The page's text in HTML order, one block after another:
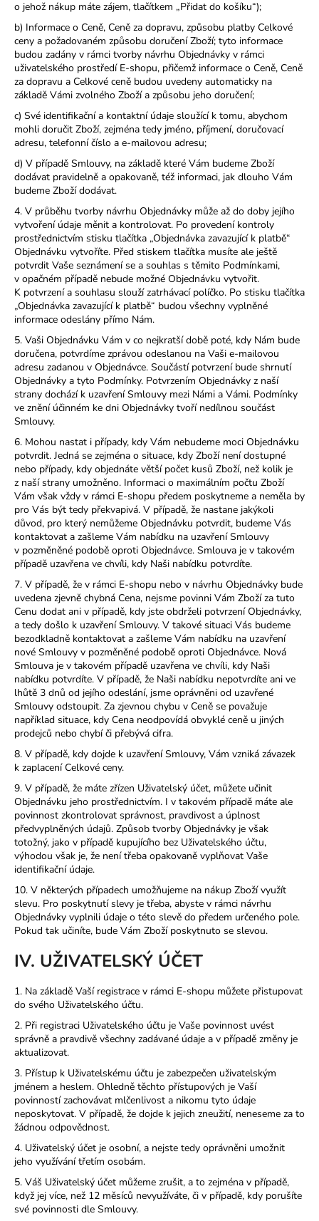
o jehož nákup máte zájem, tlačítkem „Přidat do košíku“);
b) Informace o Ceně, Ceně za dopravu, způsobu platby Celkové
ceny a požadovaném způsobu doručení Zboží; tyto informace
budou zadány v rámci tvorby návrhu Objednávky v rámci
uživatelského prostředí E-shopu, přičemž informace o Ceně, Ceně
za dopravu a Celkové ceně budou uvedeny automaticky na
základě Vámi zvolného Zboží a způsobu jeho doručení;
c) Své identifikační a kontaktní údaje sloužící k tomu, abychom
mohli doručit Zboží, zejména tedy jméno, příjmení, doručovací
adresu, telefonní číslo a e-mailovou adresu;
d) V případě Smlouvy, na základě které Vám budeme Zboží
dodávat pravidelně a opakovaně, též informaci, jak dlouho Vám
budeme Zboží dodávat.
4. V průběhu tvorby návrhu Objednávky může až do doby jejího
vytvoření údaje měnit a kontrolovat. Po provedení kontroly
prostřednictvím stisku tlačítka „Objednávka zavazující k platbě“
Objednávku vytvoříte. Před stiskem tlačítka musíte ale ještě
potvrdit Vaše seznámení se a souhlas s těmito Podmínkami,
v opačném případě nebude možné Objednávku vytvořit.
K potvrzení a souhlasu slouží zatrhávací políčko. Po stisku tlačítka
„Objednávka zavazující k platbě“ budou všechny vyplněné
informace odeslány přímo Nám.
5. Vaši Objednávku Vám v co nejkratší době poté, kdy Nám bude
doručena, potvrdíme zprávou odeslanou na Vaši e-mailovou
adresu zadanou v Objednávce. Součástí potvrzení bude shrnutí
Objednávky a tyto Podmínky. Potvrzením Objednávky z naší
strany dochází k uzavření Smlouvy mezi Námi a Vámi. Podmínky
ve znění účinném ke dni Objednávky tvoří nedílnou součást
Smlouvy.
6. Mohou nastat i případy, kdy Vám nebudeme moci Objednávku
potvrdit. Jedná se zejména o situace, kdy Zboží není dostupné
nebo případy, kdy objednáte větší počet kusů Zboží, než kolik je
z naší strany umožněno. Informaci o maximálním počtu Zboží
Vám však vždy v rámci E-shopu předem poskytneme a neměla by
pro Vás být tedy překvapivá. V případě, že nastane jakýkoli
důvod, pro který nemůžeme Objednávku potvrdit, budeme Vás
kontaktovat a zašleme Vám nabídku na uzavření Smlouvy
v pozměněné podobě oproti Objednávce. Smlouva je v takovém
případě uzavřena ve chvíli, kdy Naši nabídku potvrdíte.
7. V případě, že v rámci E-shopu nebo v návrhu Objednávky bude
uvedena zjevně chybná Cena, nejsme povinni Vám Zboží za tuto
Cenu dodat ani v případě, kdy jste obdrželi potvrzení Objednávky,
a tedy došlo k uzavření Smlouvy. V takové situaci Vás budeme
bezodkladně kontaktovat a zašleme Vám nabídku na uzavření
nové Smlouvy v pozměněné podobě oproti Objednávce. Nová
Smlouva je v takovém případě uzavřena ve chvíli, kdy Naši
nabídku potvrdíte. V případě, že Naši nabídku nepotvrdíte ani ve
lhůtě 3 dnů od jejího odeslání, jsme oprávněni od uzavřené
Smlouvy odstoupit. Za zjevnou chybu v Ceně se považuje
například situace, kdy Cena neodpovídá obvyklé ceně u jiných
prodejců nebo chybí či přebývá cifra.
8. V případě, kdy dojde k uzavření Smlouvy, Vám vzniká závazek
k zaplacení Celkové ceny.
9. V případě, že máte zřízen Uživatelský účet, můžete učinit
Objednávku jeho prostřednictvím. I v takovém případě máte ale
povinnost zkontrolovat správnost, pravdivost a úplnost
předvyplněných údajů. Způsob tvorby Objednávky je však
totožný, jako v případě kupujícího bez Uživatelského účtu,
výhodou však je, že není třeba opakovaně vyplňovat Vaše
identifikační údaje.
10. V některých případech umožňujeme na nákup Zboží využít
slevu. Pro poskytnutí slevy je třeba, abyste v rámci návrhu
Objednávky vyplnili údaje o této slevě do předem určeného pole.
Pokud tak učiníte, bude Vám Zboží poskytnuto se slevou.
IV. UŽIVATELSKÝ ÚČET
1. Na základě Vaší registrace v rámci E-shopu můžete přistupovat
do svého Uživatelského účtu.
2. Při registraci Uživatelského účtu je Vaše povinnost uvést
správně a pravdivě všechny zadávané údaje a v případě změny je
aktualizovat.
3. Přístup k Uživatelskému účtu je zabezpečen uživatelským
jménem a heslem. Ohledně těchto přístupových je Vaší
povinností zachovávat mlčenlivost a nikomu tyto údaje
neposkytovat. V případě, že dojde k jejich zneužití, neneseme za to
žádnou odpovědnost.
4. Uživatelský účet je osobní, a nejste tedy oprávněni umožnit
jeho využívání třetím osobám.
5. Váš Uživatelský účet můžeme zrušit, a to zejména v případě,
když jej více, než 12 měsíců nevyužíváte, či v případě, kdy porušíte
své povinnosti dle Smlouvy.